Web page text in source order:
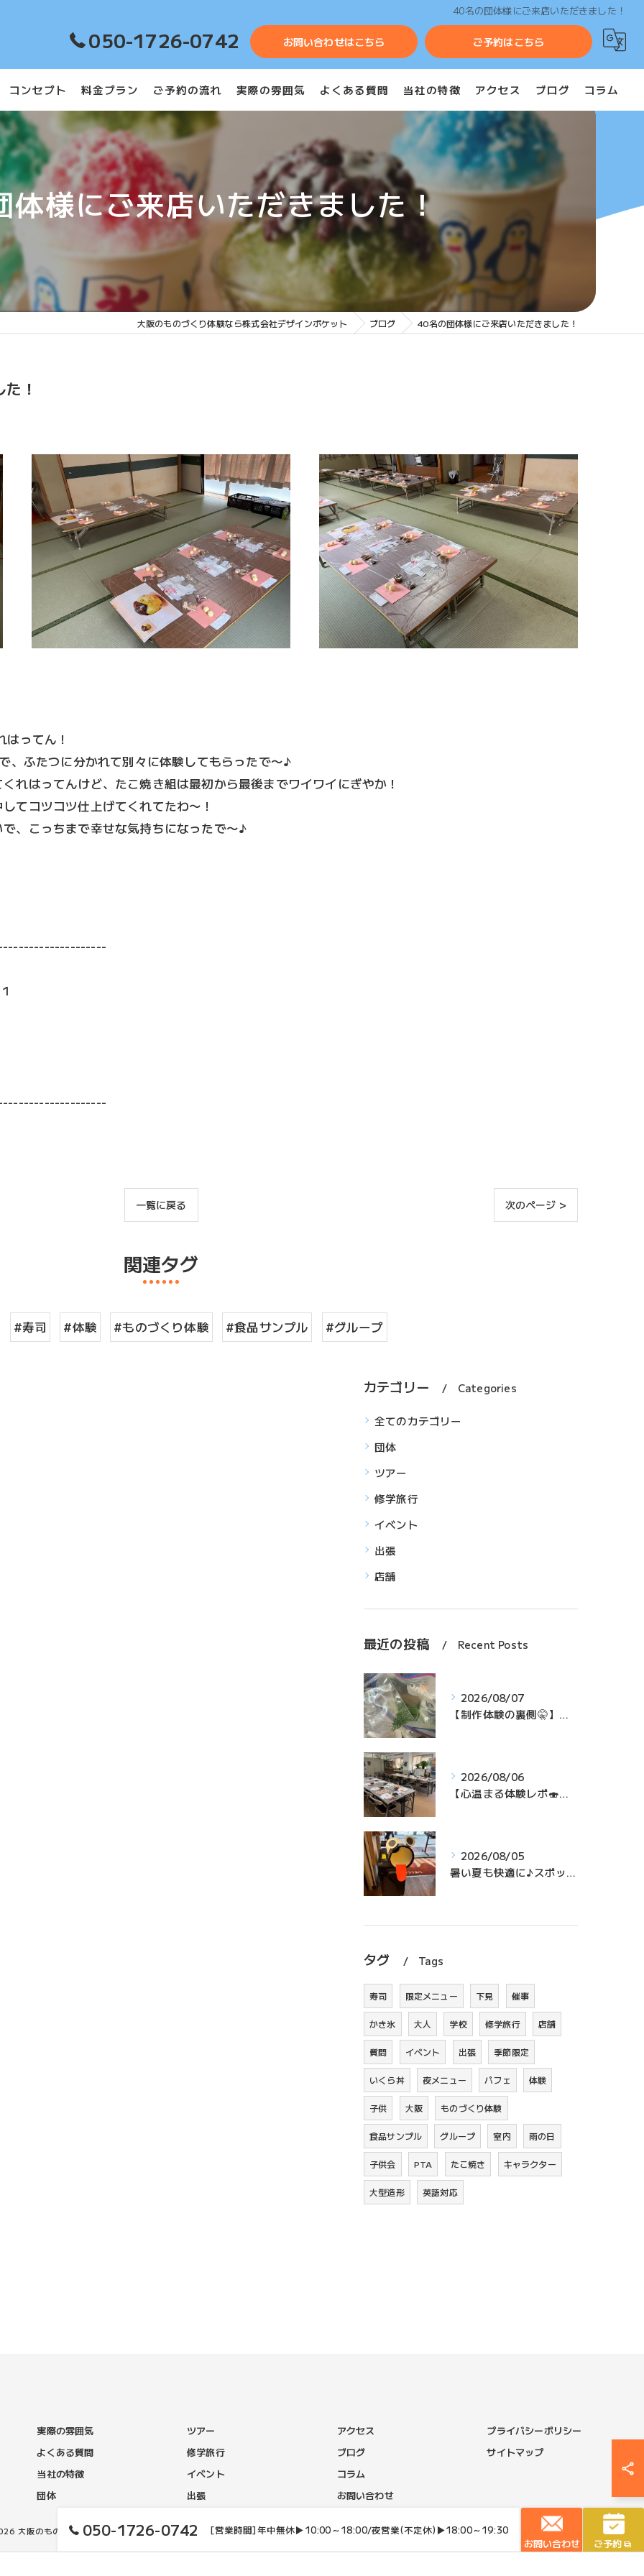
40名の団体様にご来店いただきました！
050-1726-0742 お問い合わせはこちら ご予約はこちら
コンセプト 料金プラン ご予約の流れ 実際の雰囲気 よくある質問 当社の特徴
団体
ツアー
修学旅行
イベント
出張
アクセス ブログ コラム
様にご来店いただきました！
大阪のものづくり体験なら株式会社デザインポケット ブログ 40名の団体様にご来店いただきました！
！
ってん！
、ふたつに分かれて別々に体験してもらったで〜♪
れはってんけど、たこ焼き組は最初から最後までワイワイにぎやか！
てコツコツ仕上げてくれてたわ〜！
、こっちまで幸せな気持ちになったで〜♪
一覧に戻る 次のページ >
関連タグ
#寿司 #体験 #ものづくり体験 #食品サンプル #グループ
カテゴリー Categories
全てのカテゴリー
団体
ツアー
修学旅行
イベント
出張
店舗
最近の投稿 Recent Posts
2026/08/07
【制作体験の裏側🤫】団体様の準備中！青のりが飛び散らない秘密の工夫とは…？✨
2026/08/06
【心温まる体験レポ🍣】海外の学生さん13名がお寿司作りに挑戦！後日届いた感動メッセージとは…？✨
2026/08/05
暑い夏も快適に♪スポットクーラー設置したら…スタッフの遊び心でキュートな仲間に変身？！
タグ Tags
寿司 限定メニュー 下見 催事
かき氷 大人 学校 修学旅行 店舗
質問 イベント 出張 季節限定
いくら丼 夜メニュー パフェ 体験
子供 大阪 ものづくり体験
食品サンプル グループ 室内 雨の日
子供会 PTA たこ焼き キャラクター
大型造形 英語対応
050-1726-0742
[営業時間]年中無休▶10:00～18:00/夜営業(不定休)▶18:00～19:30
お問い合わせ
ご予約
実際の雰囲気
よくある質問
当社の特徴
団体
ツアー
修学旅行
イベント
出張
アクセス
ブログ
コラム
お問い合わせ
プライバシーポリシー
サイトマップ
大阪のものづくり体験なら株式会社デザインポケット ALL RIGHTS RESERVED.